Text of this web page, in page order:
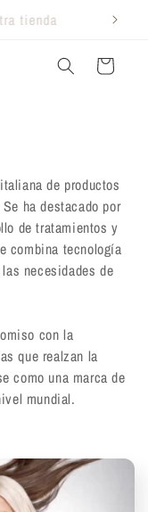
tienda
Carrito
de productos
ha destacado por
de tratamientos y
combina tecnología
necesidades de
con la
que realzan la
como una marca de
mundial.